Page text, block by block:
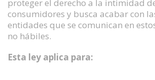
proteger el derecho a la intimidad
consumidores y busca acabar con
entidades que se comunican en
no hábiles.
Esta ley aplica para: